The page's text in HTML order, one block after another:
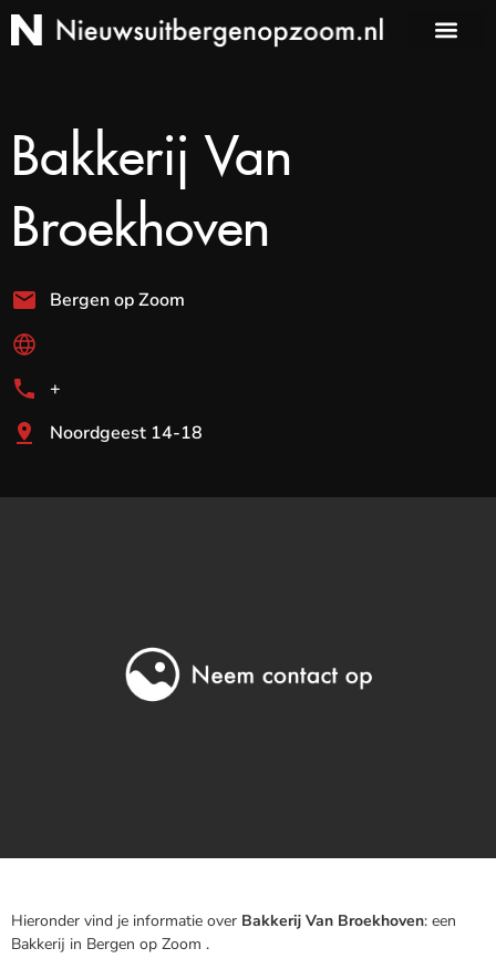
Bakkerij Van
Broekhoven
Bergen op Zoom
+
Noordgeest 14-18
Hieronder vind je informatie over Bakkerij Van Broekhoven: een
Bakkerij in Bergen op Zoom .